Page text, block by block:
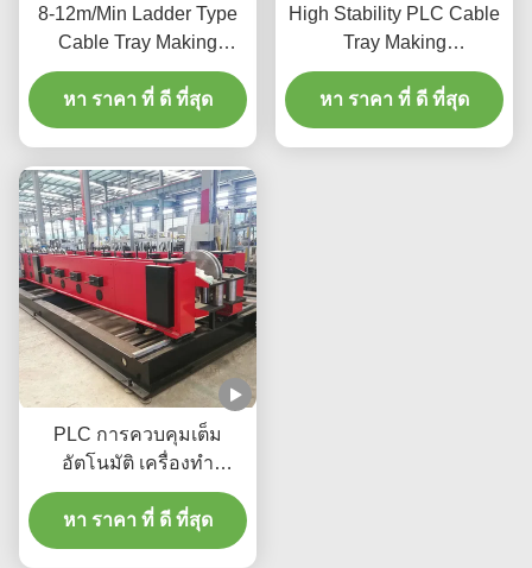
8-12m/Min Ladder Type
Cable Tray Making
Machine With PLC Touch
Screen Control
หา ราคา ที่ ดี ที่สุด
High Stability PLC Cable
Tray Making
Machine 12m/Min 2-15kw
For Efficient Production
หา ราคา ที่ ดี ที่สุด
PLC การควบคุมเต็ม
อัตโนมัติ เครื่องทํา
กระเบื้องเคเบิล แบบบันได
ด้วยจอสัมผัส
หา ราคา ที่ ดี ที่สุด